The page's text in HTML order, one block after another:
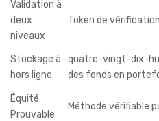
Validation à
deux
niveaux
Token de
Stockage à
hors ligne
quatre-vingt-dix-
des fonds en
Équité
Prouvable
Méthode vérifiable